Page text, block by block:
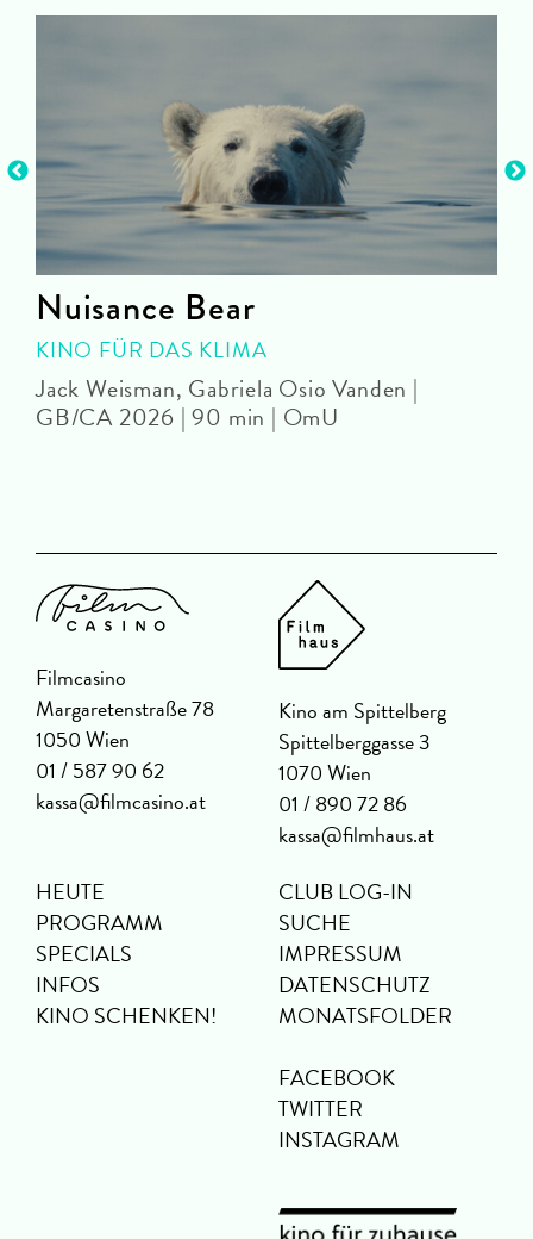
Nuisance Bear
KINO FÜR DAS KLIMA
Jack Weisman, Gabriela Osio Vanden |
GB/CA 2026 | 90 min | OmU
Filmcasino
Margaretenstraße 78
1050 Wien
01 / 587 90 62
kassa@filmcasino.at
Kino am Spittelberg
Spittelberggasse 3
1070 Wien
01 / 890 72 86
kassa@filmhaus.at
HEUTE
PROGRAMM
SPECIALS
INFOS
KINO SCHENKEN!
CLUB LOG-IN
SUCHE
IMPRESSUM
DATENSCHUTZ
MONATSFOLDER
FACEBOOK
TWITTER
INSTAGRAM